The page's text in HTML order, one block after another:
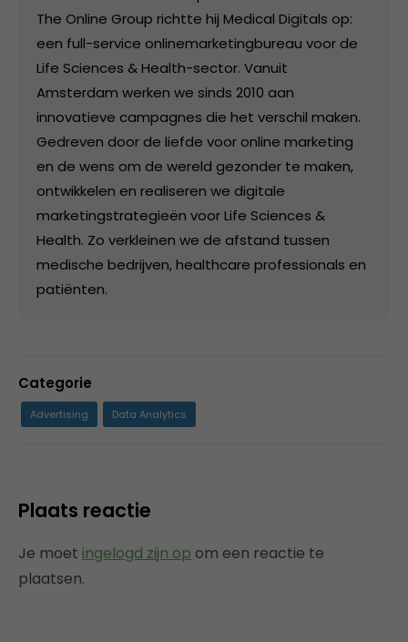
The Online Group richtte hij Medical Digitals op:
een full-service onlinemarketingbureau voor de
Life Sciences & Health-sector. Vanuit
Amsterdam werken we sinds 2010 aan
innovatieve campagnes die het verschil maken.
Gedreven door de liefde voor online marketing
en de wens om de wereld gezonder te maken,
ontwikkelen en realiseren we digitale
marketingstrategieën voor Life Sciences &
Health. Zo verkleinen we de afstand tussen
medische bedrijven, healthcare professionals en
patiënten.
Categorie
Advertising Data Analytics
Plaats reactie
Je moet ingelogd zijn op om een reactie te
plaatsen.